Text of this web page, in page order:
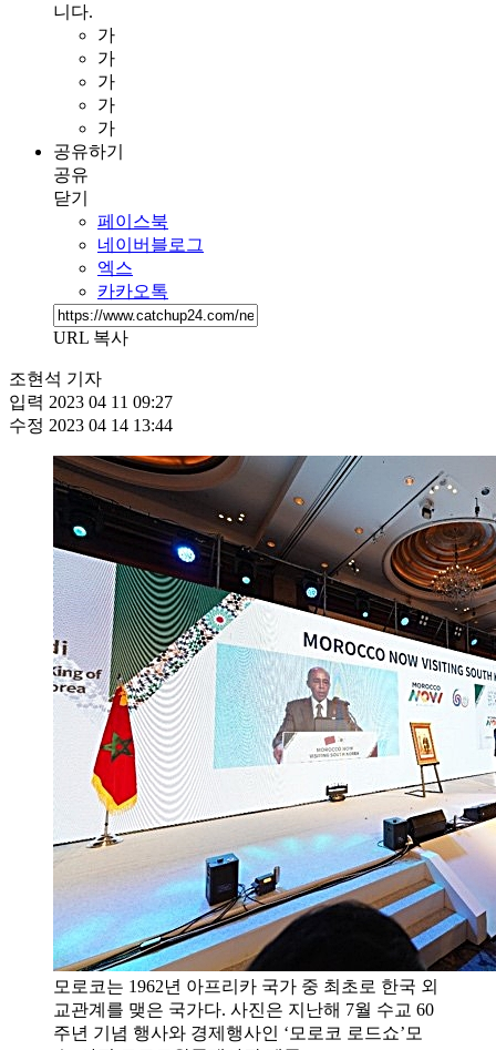
니다.
가
가
가
가
가
공유하기
공유
닫기
페이스북
네이버블로그
엑스
카카오톡
URL 복사
조현석 기자
입력 2023 04 11 09:27
수정 2023 04 14 13:44
모로코는 1962년 아프리카 국가 중 최초로 한국 외
교관계를 맺은 국가다. 사진은 지난해 7월 수교 60
주년 기념 행사와 경제행사인 ‘모로코 로드쇼’모